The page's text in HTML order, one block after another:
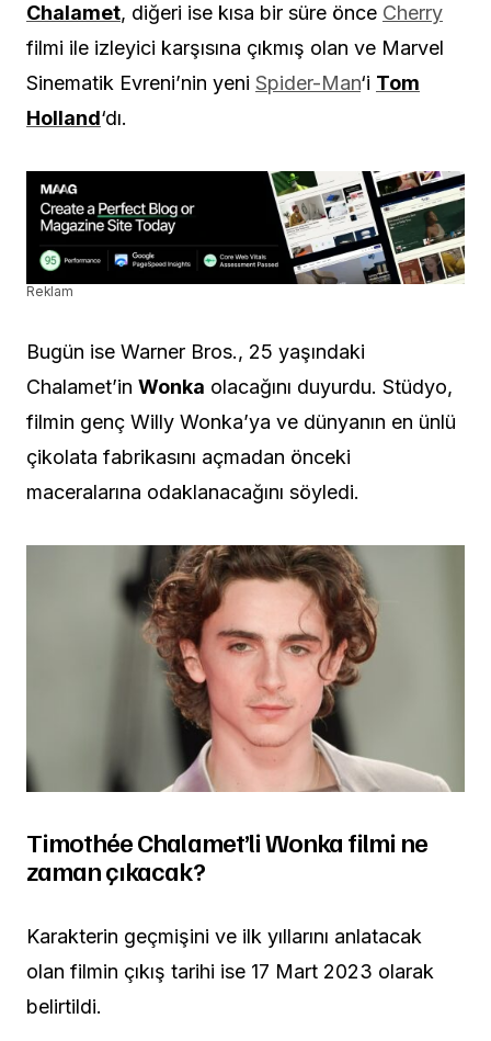
Chalamet, diğeri ise kısa bir süre önce Cherry
filmi ile izleyici karşısına çıkmış olan ve Marvel
Sinematik Evreni’nin yeni Spider-Man‘i Tom
Holland‘dı.
Reklam
Bugün ise Warner Bros., 25 yaşındaki
Chalamet’in Wonka olacağını duyurdu. Stüdyo,
filmin genç Willy Wonka’ya ve dünyanın en ünlü
çikolata fabrikasını açmadan önceki
maceralarına odaklanacağını söyledi.
Timothée Chalamet’li Wonka filmi ne
zaman çıkacak?
Karakterin geçmişini ve ilk yıllarını anlatacak
olan filmin çıkış tarihi ise 17 Mart 2023 olarak
belirtildi.